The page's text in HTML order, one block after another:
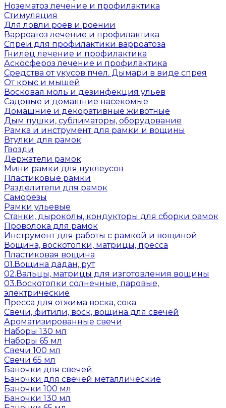
Нозематоз лечение и профилактика
Стимуляция
Для ловли роёв и роении
Варроатоз лечение и профилактика
Спреи для профилактики варроатоза
Гнилец лечение и профилактика
Аскосфероз лечение и профилактика
Средства от укусов пчел. Дымари в виде спрея
От крыс и мышей
Восковая моль и дезинфекция ульев
Садовые и домашние насекомые
Домашние и декоративные животные
Дым пушки, сублиматоры, оборудование
Рамка и инструмент для рамки и вощины
Втулки для рамок
Гвозди
Держатели рамок
Мини рамки для нуклеусов
Пластиковые рамки
Разделители для рамок
Саморезы
Рамки ульевые
Станки, дыроколы, кондукторы для сборки рамок
Проволока для рамок
Инструмент для работы с рамкой и вощиной
Вощина, воскотопки, матрицы, пресса
Пластиковая вощина
01.Вощина дадан, рут
02.Вальцы, матрицы для изготовления вощины
03.Воскотопки солнечные, паровые,
электрические
Пресса для отжима воска, сока
Свечи, фитили, воск, вощина для свечей
Ароматизированные свечи
Наборы 130 мл
Наборы 65 мл
Свечи 100 мл
Свечи 65 мл
Баночки для свечей
Баночки для свечей металлические
Баночки 100 мл
Баночки 130 мл